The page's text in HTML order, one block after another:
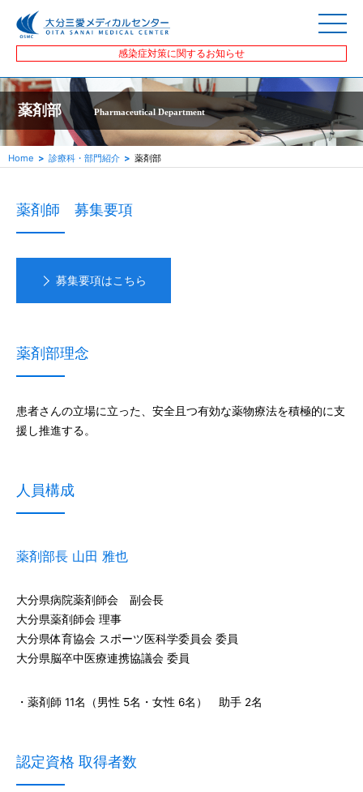
感染症対策に関するお知らせ
薬剤部 Pharmaceutical Department
Home 診療科・部門紹介 薬剤部
薬剤師 募集要項
募集要項はこちら
薬剤部理念
患者さんの立場に立った、安全且つ有効な薬物療法を積極的に支
援し推進する。
人員構成
薬剤部長 山田 雅也
大分県病院薬剤師会 副会長
大分県薬剤師会 理事
大分県体育協会 スポーツ医科学委員会 委員
大分県脳卒中医療連携協議会 委員
・薬剤師 11名（男性 5名・女性 6名） 助手 2名
認定資格 取得者数